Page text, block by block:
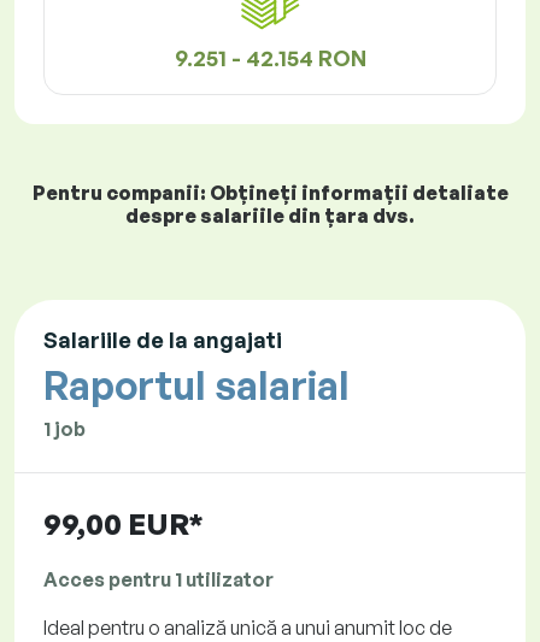
9.251 - 42.154 RON
Pentru companii: Obțineți informații detaliate
despre salariile din țara dvs.
Salariile de la angajati
Raportul salarial
1 job
99,00 EUR*
Acces pentru 1 utilizator
Ideal pentru o analiză unică a unui anumit loc de